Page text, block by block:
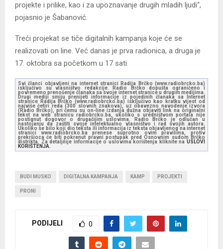
projekte i prilike, kao i za upoznavanje drugih mladih ljudi“,
pojasnio je Šabanović.
Treći projekat se tiče digitalnih kampanja koje će se
realizovati on line. Već danas je prva radionica, a druga je
17. oktobra sa početkom u 17 sati.
Svi članci objavljeni na internet stranici Radija Brčko (www.radiobrcko.ba)
isključivo su vlasništvo redakcije. Radio Brčko dopušta ograničeno i
povremeno prenošenje članaka sa svoje internet stranice u drugim medijima.
Drugi mediji smiju prenijeti informacije iz pojedinih članaka sa Internet
stranice Radija Brčko (www.radiobrcko.ba) isključivo kao kratku vijest od
najviše četiri reda (300 slovnih znakova), uz obavezno navođenje izvora
(Radio Brčko), pri čemu su on-line izdanja dužna objaviti link na originalni
tekst na web stranicu radiobrcko.ba, ukoliko s uredništvom portala nije
postignut dogovor o drugačijim uslovima. Radio Brčko je odlučan u
nastojanju da zaštiti svoje intelektualno vlasništvo i rad svojih autora.
Ukoliko se bilo koji dio teksta ili informacija iz teksta objavljenog na internet
stranici www.radiobrcko.ba prenese suprotno ovim pravilima, protiv
prekršioca će biti pokrenut pravni postupak pred Osnovnim sudom Brčko
distrikta. Za detaljnije informacije o uslovima korištenja kliknite na USLOVI
KORIŠTENJA.
BUDI MUSKO DIGITALNA KAMPANJA KAMP PROJEKTI
PRONI
PODIJELI 0